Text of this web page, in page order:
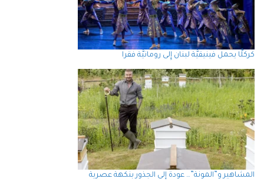
كركلَّا يحمل فينيقيَّة لبنان إِلى رومانيَّة فقرا
المشاهير و”المونة”… عودة إلى الجذور بنكهة عصرية